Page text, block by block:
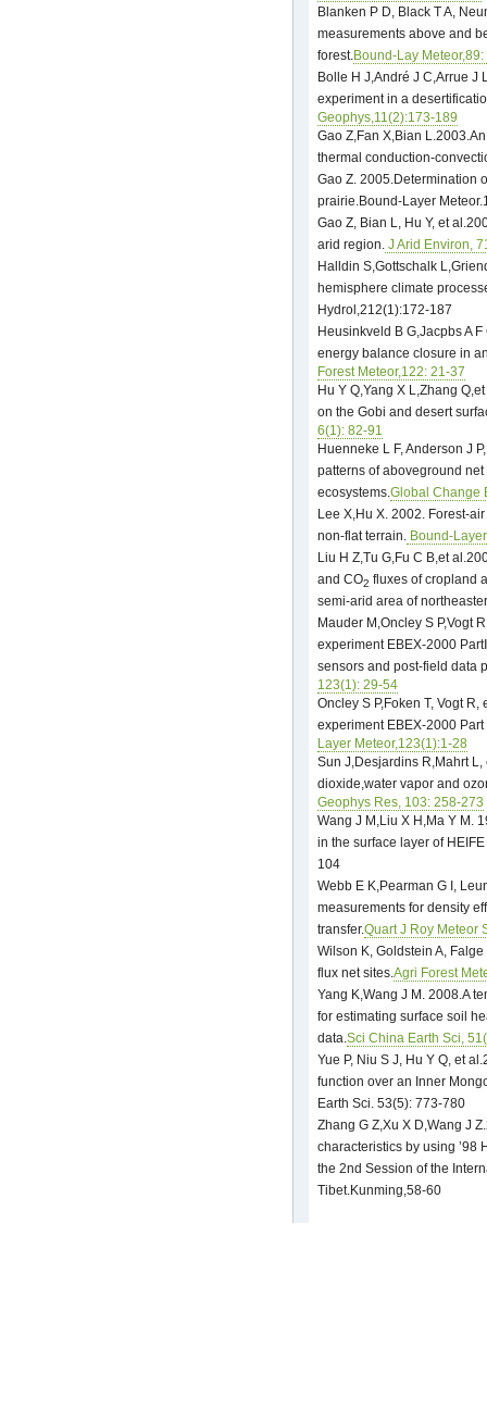
Blanken P D, Black T A,
measurements above and
forest.Bound-Lay
Bolle H J,André J C,Arrue J
experiment in a
Geophys,11(2):173-189
Gao Z,Fan X,Bian
thermal conduction-
Gao Z. 2005.Determination
prairie.Bound-Layer
Gao Z, Bian L, Hu Y, et
arid region. J Arid Environ,
Halldin S,Gottschalk
hemisphere climate
Hydrol,212(1):172-187
Heusinkveld B G,Jacpbs A
energy balance closure in
Forest Meteor,122: 21-37
Hu Y Q,Yang X L,Zhang
on the Gobi and desert
6(1): 82-91
Huenneke L F, Anderson J
patterns of aboveground
ecosystems.Global Change
Lee X,Hu X. 2002. Forest-
non-flat terrain. Bound-
Liu H Z,Tu G,Fu C B,et
and CO2 fluxes of cropland
semi-arid area of
Mauder M,Oncley S P,Vogt
experiment EBEX-2000
sensors and post-field data
123(1): 29-54
Oncley S P,Foken T, Vogt
experiment EBEX-2000
Layer Meteor,123(1):1-28
Sun J,Desjardins R,Mahrt
dioxide,water vapor and
Geophys Res, 103: 258-273
Wang J M,Liu X H,Ma Y M.
in the surface layer of
104
Webb E K,Pearman G I,
measurements for density
transfer.Quart J Roy Meteor
Wilson K, Goldstein A,
flux net sites.Agri Forest
Yang K,Wang J M. 2008.A
for estimating surface soil
data.Sci China Earth Sci,
Yue P, Niu S J, Hu Y Q, et
function over an Inner
Earth Sci. 53(5): 773-780
Zhang G Z,Xu X D,Wang J
characteristics by using ’98
the 2nd Session of the
Tibet.Kunming,58-60